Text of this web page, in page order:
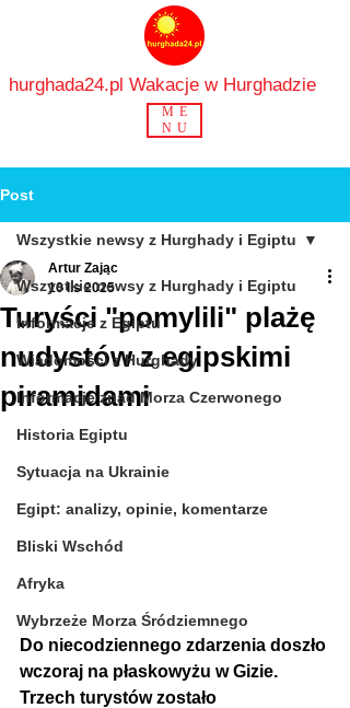
hurghada24.pl Wakacje w Hurghadzie
ME
NU
Post
Wszystkie newsy z Hurghady i Egiptu
Informacje z Egiptu
Wiadomości z Hurghady
Informacje znad Morza Czerwonego
Historia Egiptu
Sytuacja na Ukrainie
Egipt: analizy, opinie, komentarze
Bliski Wschód
Afryka
Wybrzeże Morza Śródziemnego
Wszystkie newsy z Hurghady i Egiptu
Turyści "pomylili" plażę
nudystów z egipskimi
piramidami
Artur Zając
10 lis 2025
Do niecodziennego zdarzenia doszło
wczoraj na płaskowyżu w Gizie.
Trzech turystów zostało